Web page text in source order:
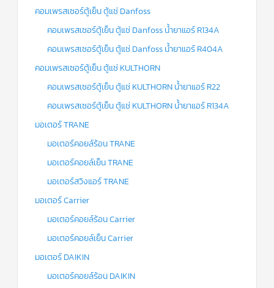
คอมเพรสเซอร์ตู้เย็น ตู้แช่ Danfoss
คอมเพรสเซอร์ตู้เย็น ตู้แช่ Danfoss น้ำยาแอร์ R134A
คอมเพรสเซอร์ตู้เย็น ตู้แช่ Danfoss น้ำยาแอร์ R404A
คอมเพรสเซอร์ตู้เย็น ตู้แช่ KULTHORN
คอมเพรสเซอร์ตู้เย็น ตู้แช่ KULTHORN น้ำยาแอร์ R22
คอมเพรสเซอร์ตู้เย็น ตู้แช่ KULTHORN น้ำยาแอร์ R134A
มอเตอร์ TRANE
มอเตอร์คอยล์ร้อน TRANE
มอเตอร์คอยล์เย็น TRANE
มอเตอร์สวิงแอร์ TRANE
มอเตอร์ Carrier
มอเตอร์คอยล์ร้อน Carrier
มอเตอร์คอยล์เย็น Carrier
มอเตอร์ DAIKIN
มอเตอร์คอยล์ร้อน DAIKIN